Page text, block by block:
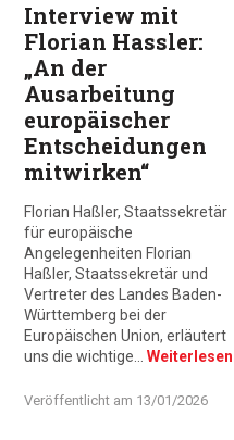
Interview mit
Florian Hassler:
„An der
Ausarbeitung
europäischer
Entscheidungen
mitwirken“
Florian Haßler, Staatssekretär
für europäische
Angelegenheiten Florian
Haßler, Staatssekretär und
Vertreter des Landes Baden-
Württemberg bei der
Europäischen Union, erläutert
uns die wichtige… Weiterlesen
Veröffentlicht am 13/01/2026